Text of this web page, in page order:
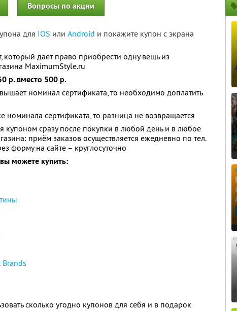
Вопросы по акции
для IOS или Android и покажите купон с экрана
который даёт право приобрести одну вещь из
MaximumStyle.ru
р. вместо 500 р.
номинал сертификата, то необходимо доплатить
номинала сертификата, то разница не возвращается
купоном сразу после покупки в любой день и в любое
приём заказов осуществляется ежедневно по тел.
форму на сайте – круглосуточно
можете купить:
сколько угодно купонов для себя и в подарок